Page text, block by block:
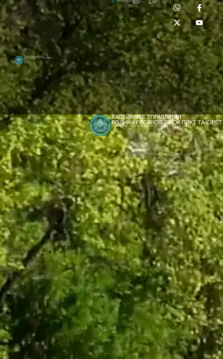
[newyear_garland]
Басейнове управління
водних ресурсів річок Прут та Сірет
Лабораторія:
(0372) 53-92-00
dpbuvr@dpbuvr.gov.uaПриймальня:
(0372) 51-14-56
БАСЕЙНОВЕ УПРАВЛІННЯ
ВОДНИХ РЕСУРСІВ РІЧОК ПРУТ ТА СІРЕТ
ДЕРЖАВНЕ АГЕНТСТВО ВОДНИХ РЕСУРСІВ УКРАЇНИ